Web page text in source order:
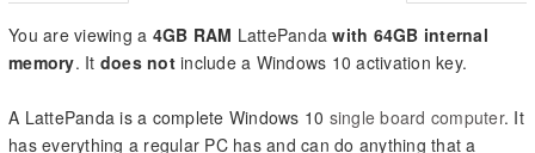
You are viewing a 4GB RAM LattePandawith 64GB internal
memory. It does notinclude a Windows 10 activation key.
A LattePanda is a complete Windows 10 single board computer. It
has everything a regular PC has and can do anything that a